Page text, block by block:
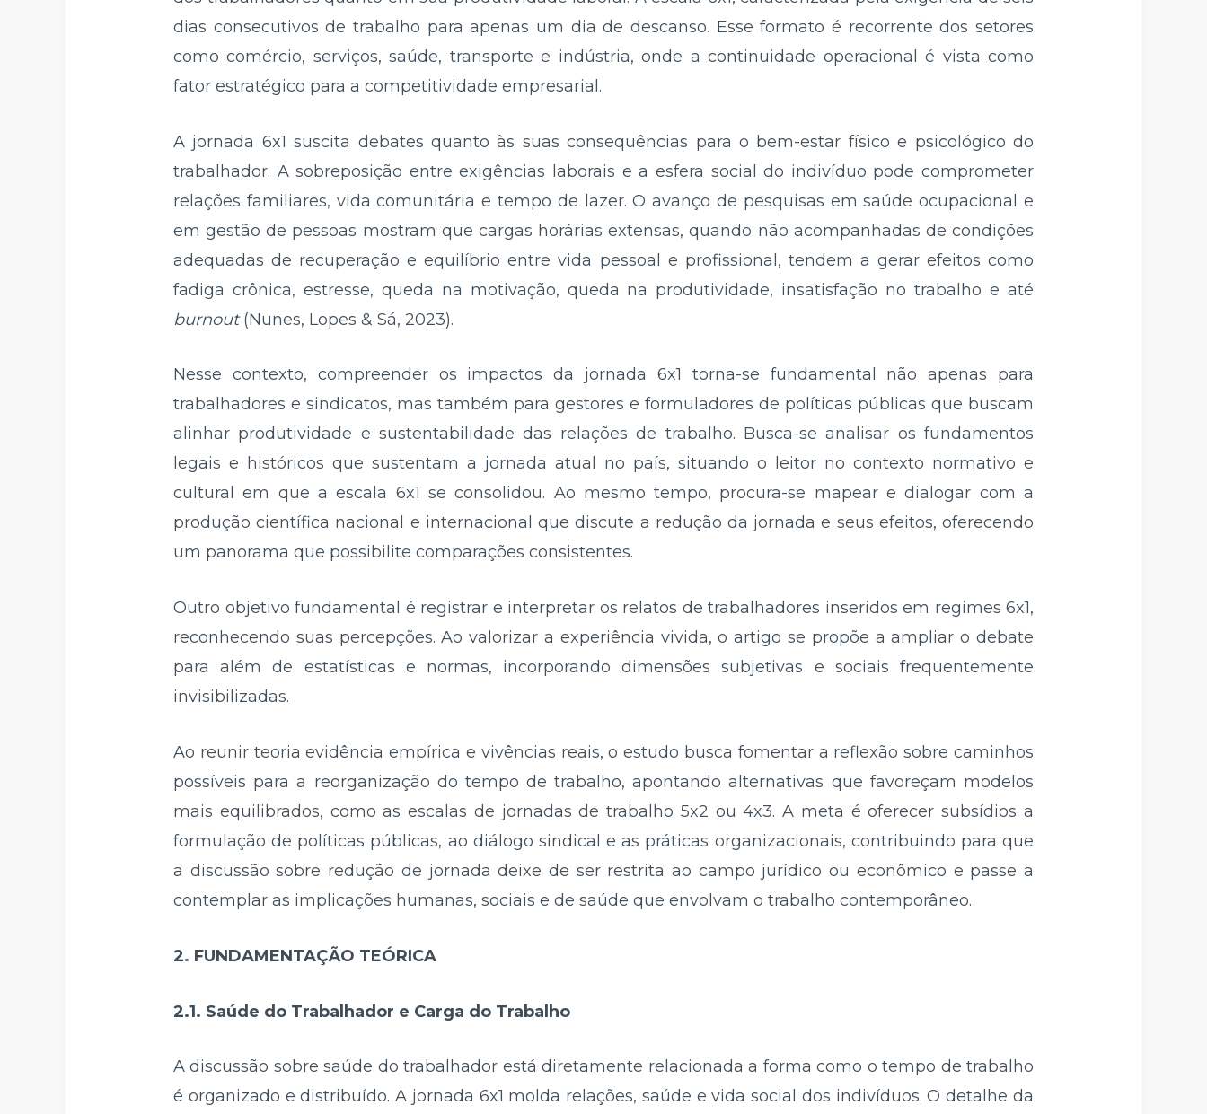
dias consecutivos de trabalho para apenas um dia de descanso. Esse formato é recorrente dos setores
como comércio, serviços, saúde, transporte e indústria, onde a continuidade operacional é vista como
fator estratégico para a competitividade empresarial.
A jornada 6x1 suscita debates quanto às suas consequências para o bem-estar físico e psicológico do
trabalhador. A sobreposição entre exigências laborais e a esfera social do indivíduo pode comprometer
relações familiares, vida comunitária e tempo de lazer. O avanço de pesquisas em saúde ocupacional e
em gestão de pessoas mostram que cargas horárias extensas, quando não acompanhadas de condições
adequadas de recuperação e equilíbrio entre vida pessoal e profissional, tendem a gerar efeitos como
fadiga crônica, estresse, queda na motivação, queda na produtividade, insatisfação no trabalho e até
burnout(Nunes, Lopes & Sá, 2023).
Nesse contexto, compreender os impactos da jornada 6x1 torna-se fundamental não apenas para
trabalhadores e sindicatos, mas também para gestores e formuladores de políticas públicas que buscam
alinhar produtividade e sustentabilidade das relações de trabalho. Busca-se analisar os fundamentos
legais e históricos que sustentam a jornada atual no país, situando o leitor no contexto normativo e
cultural em que a escala 6x1 se consolidou. Ao mesmo tempo, procura-se mapear e dialogar com a
produção científica nacional e internacional que discute a redução da jornada e seus efeitos, oferecendo
um panorama que possibilite comparações consistentes.
Outro objetivo fundamental é registrar e interpretar os relatos de trabalhadores inseridos em regimes 6x1,
reconhecendo suas percepções. Ao valorizar a experiência vivida, o artigo se propõe a ampliar o debate
para além de estatísticas e normas, incorporando dimensões subjetivas e sociais frequentemente
invisibilizadas.
Ao reunir teoria evidência empírica e vivências reais, o estudo busca fomentar a reflexão sobre caminhos
possíveis para a reorganização do tempo de trabalho, apontando alternativas que favoreçam modelos
mais equilibrados, como as escalas de jornadas de trabalho 5x2 ou 4x3. A meta é oferecer subsídios a
formulação de políticas públicas, ao diálogo sindical e as práticas organizacionais, contribuindo para que
a discussão sobre redução de jornada deixe de ser restrita ao campo jurídico ou econômico e passe a
contemplar as implicações humanas, sociais e de saúde que envolvam o trabalho contemporâneo.
2. FUNDAMENTAÇÃO TEÓRICA
2.1. Saúde do Trabalhador e Carga do Trabalho
A discussão sobre saúde do trabalhador está diretamente relacionada a forma como o tempo de trabalho
é organizado e distribuído. A jornada 6x1 molda relações, saúde e vida social dos indivíduos. O detalhe da